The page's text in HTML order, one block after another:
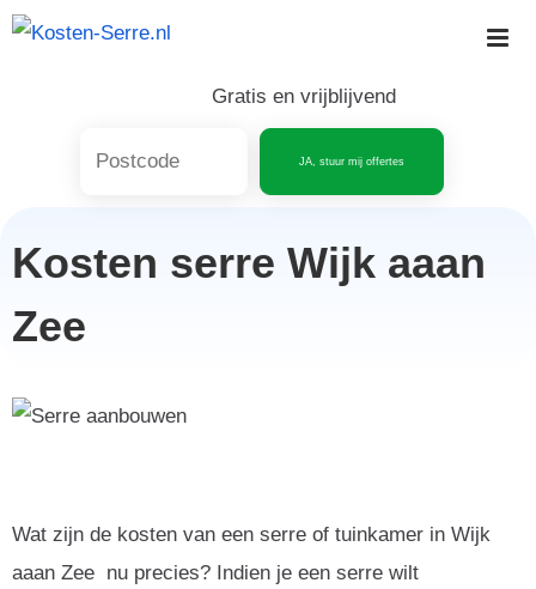
Skip
Gratis en vrijblijvend
JA, stuur mij offertes
Kosten serre Wijk aaan
Zee
Wat zijn de kosten van een serre of tuinkamer in Wijk
aaan Zee nu precies? Indien je een serre wilt